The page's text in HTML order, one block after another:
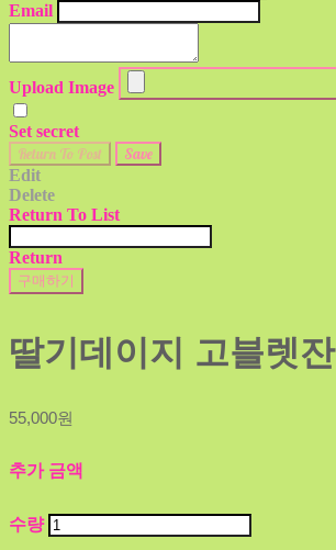
Email
Upload Image
Set secret
Return To Post Save
Edit
Delete
Return To List
Return
구매하기
딸기데이지 고블렛잔
55,000원
추가 금액
수량